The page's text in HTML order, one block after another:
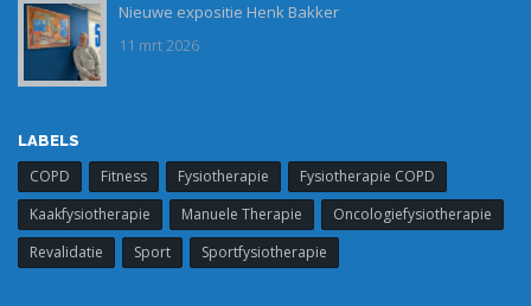
expositie_1.jpg
Nieuwe expositie Henk Bakker
11 mrt 2026
LABELS
COPD Fitness Fysiotherapie
Fysiotherapie COPD
Kaakfysiotherapie
Manuele Therapie
Oncologiefysiotherapie
Revalidatie
Sport Sportfysiotherapie